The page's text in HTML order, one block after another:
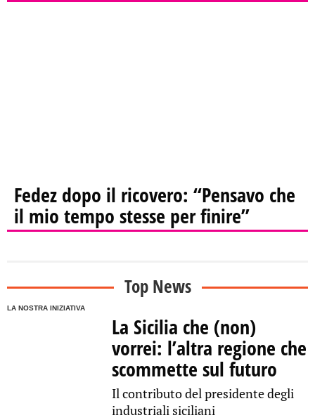
Fedez dopo il ricovero: “Pensavo che
il mio tempo stesse per finire”
Top News
LA NOSTRA INIZIATIVA
La Sicilia che (non)
vorrei: l’altra regione che
scommette sul futuro
Il contributo del presidente degli
industriali siciliani